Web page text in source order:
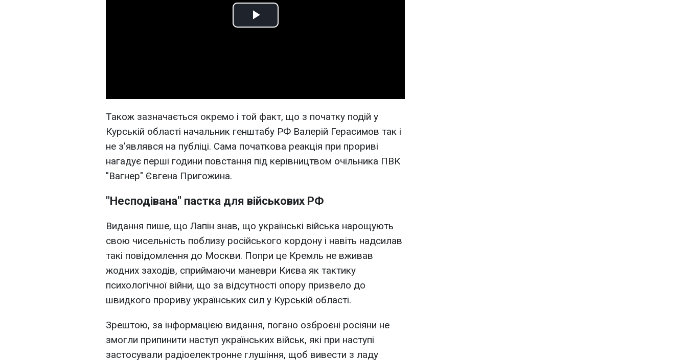
Play
Також зазначається окремо і той факт, що з початку подій у
Курській області начальник генштабу РФ Валерій Герасимов так і
не з'являвся на публіці. Сама початкова реакція при прориві
нагадує перші години повстання під керівництвом очільника ПВК
"Вагнер" Євгена Пригожина.
"Несподівана" пастка для військових РФ
Видання пише, що Лапін знав, що українські війська нарощують
свою чисельність поблизу російського кордону і навіть надсилав
такі повідомлення до Москви. Попри це Кремль не вживав
жодних заходів, сприймаючи маневри Києва як тактику
психологічної війни, що за відсутності опору призвело до
швидкого прориву українських сил у Курській області.
Зрештою, за інформацією видання, погано озброєні росіяни не
змогли припинити наступ українських військ, які при наступі
застосували радіоелектронне глушіння, щоб вивести з ладу